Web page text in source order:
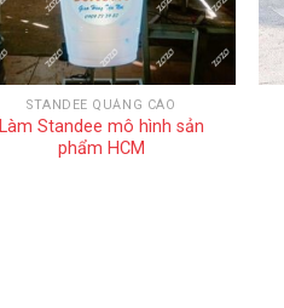
STANDEE QUẢNG CÁO
Làm Standee mô hình sản
phẩm HCM